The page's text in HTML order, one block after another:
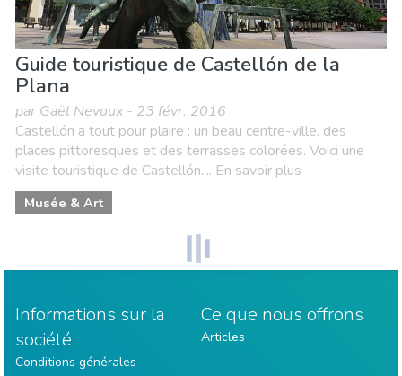
Guide touristique de Castellón de la
Plana
par Gaël Nevoux - 23 févr. 2016
Castellón a tout pour plaire : un beau centre-ville, des
places pittoresques et des terrasses colorées. Voici une
visite touristique de Castellón.... En savoir plus
Musée & Art
Informations sur la
société
Conditions générales
Ce que nous offrons
Articles